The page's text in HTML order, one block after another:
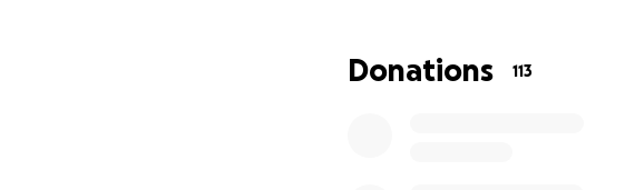
expenses, so I can give her the
Donations 113